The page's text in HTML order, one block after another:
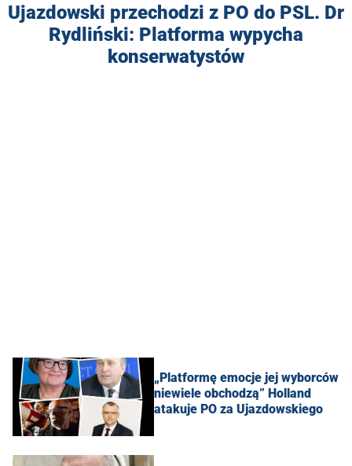
Ujazdowski przechodzi z PO do PSL. Dr
Rydliński: Platforma wypycha
konserwatystów
„Platformę emocje jej wyborców
niewiele obchodzą” Holland
atakuje PO za Ujazdowskiego